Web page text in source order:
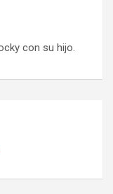
con su hijo.